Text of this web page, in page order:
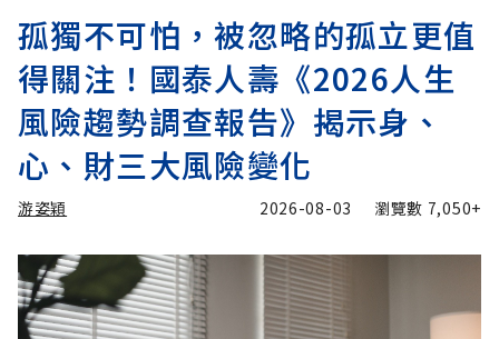
孤獨不可怕，被忽略的孤立更值
得關注！國泰人壽《2026人生
風險趨勢調查報告》揭示身、
心、財三大風險變化
游姿穎 2026-08-03 瀏覽數 7,050+